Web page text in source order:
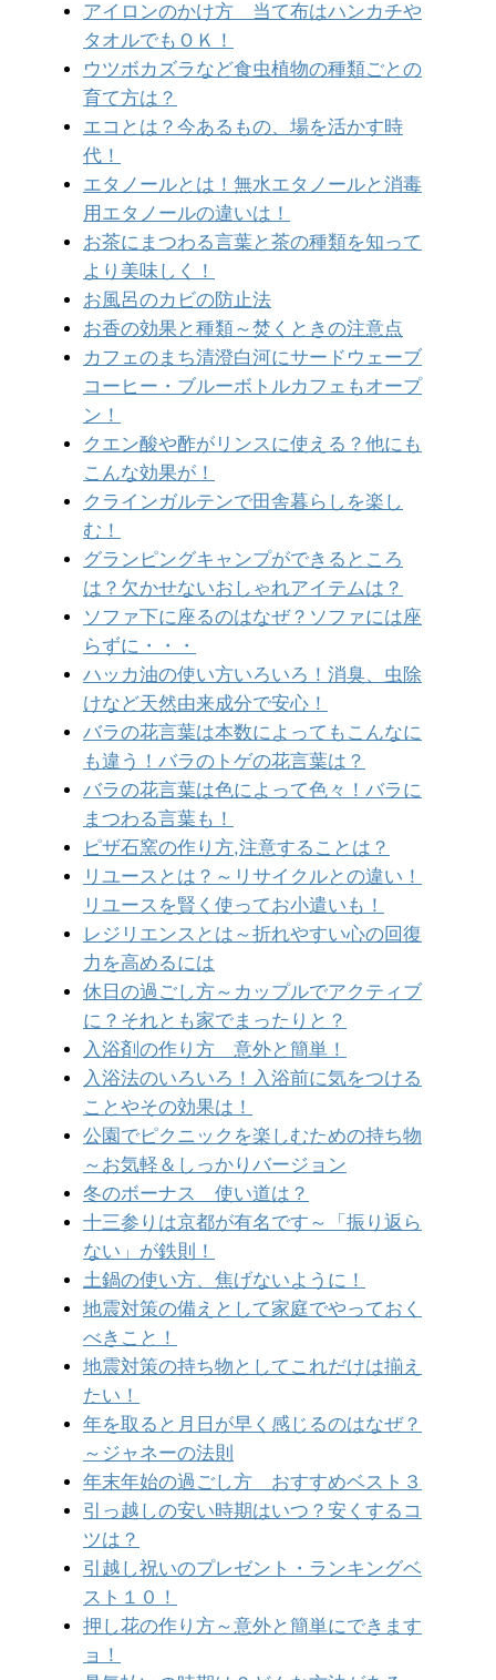
アイロンのかけ方 当て布はハンカチや
タオルでもＯＫ！
ウツボカズラなど食虫植物の種類ごとの
育て方は？
エコとは？今あるもの、場を活かす時
代！
エタノールとは！無水エタノールと消毒
用エタノールの違いは！
お茶にまつわる言葉と茶の種類を知って
より美味しく！
お風呂のカビの防止法
お香の効果と種類～焚くときの注意点
カフェのまち清澄白河にサードウェーブ
コーヒー・ブルーボトルカフェもオープ
ン！
クエン酸や酢がリンスに使える？他にも
こんな効果が！
クラインガルテンで田舎暮らしを楽し
む！
グランピングキャンプができるところ
は？欠かせないおしゃれアイテムは？
ソファ下に座るのはなぜ？ソファには座
らずに・・・
ハッカ油の使い方いろいろ！消臭、虫除
けなど天然由来成分で安心！
バラの花言葉は本数によってもこんなに
も違う！バラのトゲの花言葉は？
バラの花言葉は色によって色々！バラに
まつわる言葉も！
ピザ石窯の作り方,注意することは？
リユースとは？～リサイクルとの違い！
リユースを賢く使ってお小遣いも！
レジリエンスとは～折れやすい心の回復
力を高めるには
休日の過ごし方～カップルでアクティブ
に？それとも家でまったりと？
入浴剤の作り方 意外と簡単！
入浴法のいろいろ！入浴前に気をつける
ことやその効果は！
公園でピクニックを楽しむための持ち物
～お気軽＆しっかりバージョン
冬のボーナス 使い道は？
十三参りは京都が有名です～「振り返ら
ない」が鉄則！
土鍋の使い方、焦げないように！
地震対策の備えとして家庭でやっておく
べきこと！
地震対策の持ち物としてこれだけは揃え
たい！
年を取ると月日が早く感じるのはなぜ？
～ジャネーの法則
年末年始の過ごし方 おすすめベスト３
引っ越しの安い時期はいつ？安くするコ
ツは？
引越し祝いのプレゼント・ランキングベ
スト１０！
押し花の作り方～意外と簡単にできます
ョ！